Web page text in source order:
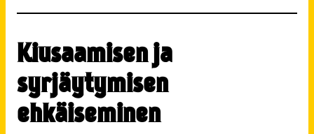
Kiusaamisen ja
syrjäytymisen
ehkäiseminen